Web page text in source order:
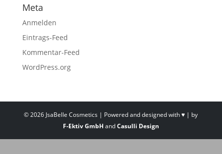
Meta
Anmelden
Eintrags-Feed
Kommentar-Feed
WordPress.org
©2026 JsaBelle Cosmetics | Powered and designed with ♥ | by
F-Ektiv GmbH andCasulli Design